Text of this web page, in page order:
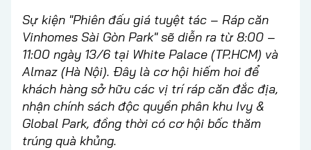
Sự kiện "Phiên đấu giá tuyệt tác – Ráp căn
Vinhomes Sài Gòn Park" sẽ diễn ra từ 8:00 –
11:00 ngày 13/6 tại White Palace (TP.HCM) và
Almaz (Hà Nội). Đây là cơ hội hiếm hoi để
khách hàng sở hữu các vị trí ráp căn đắc địa,
nhận chính sách độc quyền phân khu Ivy &
Global Park, đồng thời có cơ hội bốc thăm
trúng quà khủng.